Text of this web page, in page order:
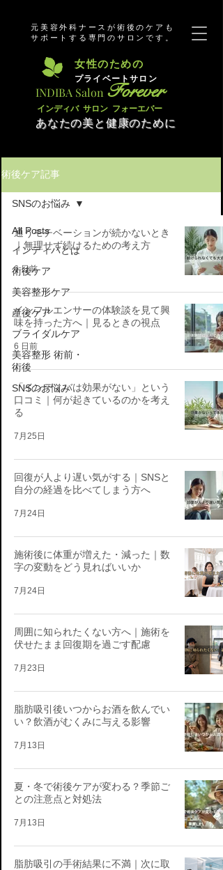
​女性のための
​プライベートサロン
​INDIBA Salon
あなたの美と健康のために
Forever
​インディバ サロン フォーエバー
元美容外科ナースが術後のケアも
サポートする専門のサロンです。
術後ケア記事
All Posts
インディバとは
術後ケア
美容整形ケア
産後ケア
ブライダルケア
美容整形 術前・
術後
SNSのお悩み
SNSのお悩み
通うモチベーションが続かないとき
｜無理せず続けるための考え方
6 日前
インフルエンサーの体験談を見て興
味を持った方へ｜見るときの視点
6 日前
「インディバは効果がない」という
口コミ｜何が起きているのかを考え
る
7月25日
回復が人より遅い気がする｜SNSと
自分の経過を比べてしまう方へ
7月24日
施術後に体重が増えた・減った｜数
字の変動をどう見ればいいか
7月24日
周囲に知られたくない方へ｜施術を
伏せたまま回復期を過ごす配慮
7月23日
脂肪吸引後いつからお酒を飲んでい
い？飲酒がむくみに与える影響
7月13日
夏・冬で術後ケアが変わる？季節ご
との注意点と対処法
7月13日
脂肪吸引の手術結果に不満｜次に取